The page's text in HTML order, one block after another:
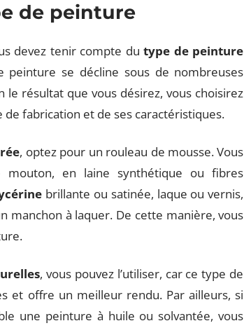
de peinture
devez tenir compte dutype de peinture
se décline sous de nombreuses
résultat que vous désirez, vous choisirez
fabrication et de ses caractéristiques.
, optez pour un rouleau de mousse. Vous
en laine synthétique ou fibres
brillante ou satinée, laque ou vernis,
manchon à laquer. De cette manière, vous
, vous pouvez l’utiliser, car ce type de
et offre un meilleur rendu. Par ailleurs, si
une peinture à huile ou solvantée, vous